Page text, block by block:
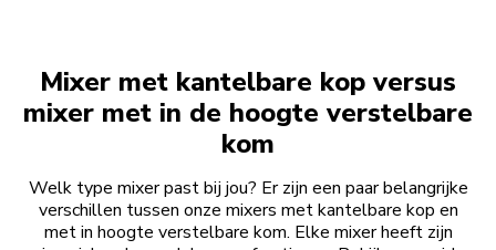
Mixer met kantelbare kop versus
mixer met in de hoogte verstelbare
kom
Welk type mixer past bij jou? Er zijn een paar belangrijke
verschillen tussen onze mixers met kantelbare kop en
met in hoogte verstelbare kom. Elke mixer heeft zijn